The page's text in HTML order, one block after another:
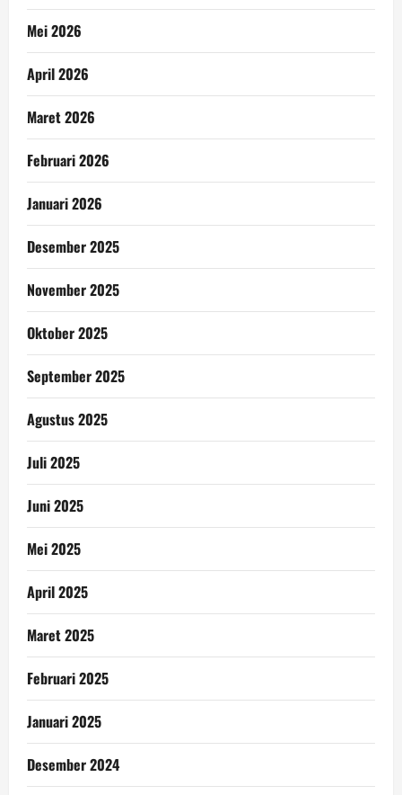
Mei 2026
April 2026
Maret 2026
Februari 2026
Januari 2026
Desember 2025
November 2025
Oktober 2025
September 2025
Agustus 2025
Juli 2025
Juni 2025
Mei 2025
April 2025
Maret 2025
Februari 2025
Januari 2025
Desember 2024